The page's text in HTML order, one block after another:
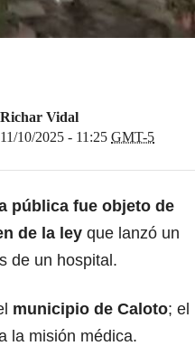
Richar Vidal
11/10/2025 - 11:25 GMT-5
pública fue objeto de
de la ley que lanzó un
de un hospital.
municipio de Caloto; el
la misión médica.